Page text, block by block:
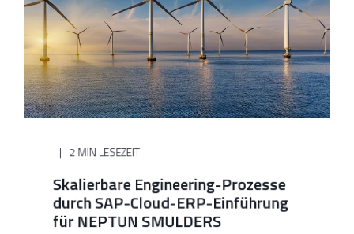
2 MIN LESEZEIT
Skalierbare Engineering-Prozesse
durch SAP-Cloud-ERP-Einführung
für NEPTUN SMULDERS